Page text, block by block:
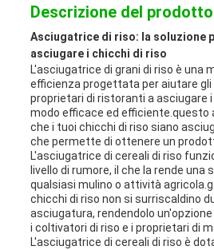
Descrizione del
Asciugatrice di riso: la soluzione
asciugare i chicchi di riso
L'asciugatrice di grani di riso è una
efficienza progettata per aiutare gli
proprietari di ristoranti a asciugare i
modo efficace ed efficiente.questo
che i tuoi chicchi di riso siano
che permette di ottenere un
L'asciugatrice di cereali di riso
livello di rumore, il che la rende una
qualsiasi mulino o attività
chicchi di riso non si surriscaldino
asciugatura, rendendolo
i coltivatori di riso e i proprietari di
L'asciugatrice di cereali di riso è